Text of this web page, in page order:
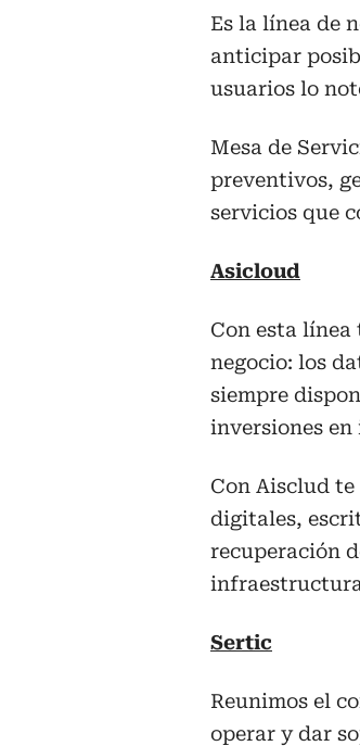
Es la línea de
anticipar
usuarios lo
Mesa de
preventivos,
servicios que
Asicloud
Con esta línea
negocio: los
siempre
inversiones
Con Aisclud
digitales,
recuperación
Sertic
Reunimos el
operar y dar